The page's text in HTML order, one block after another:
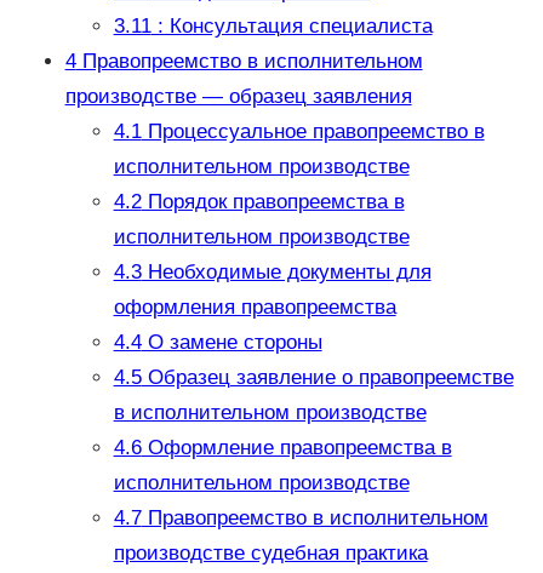
3.11: Консультация специалиста
4Правопреемство в исполнительном
производстве — образец заявления
4.1Процессуальное правопреемство в
исполнительном производстве
4.2Порядок правопреемства в
исполнительном производстве
4.3Необходимые документы для
оформления правопреемства
4.4О замене стороны
4.5Образец заявление о правопреемстве
в исполнительном производстве
4.6Оформление правопреемства в
исполнительном производстве
4.7Правопреемство в исполнительном
производстве судебная практика